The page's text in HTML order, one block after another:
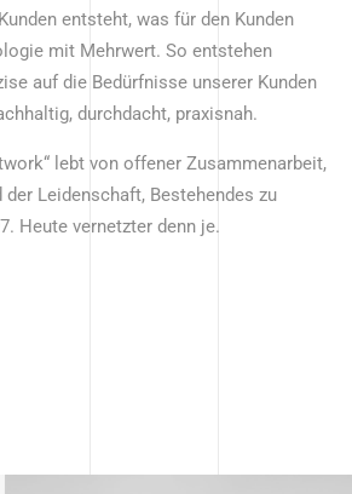
entsteht, was für den Kunden
mit Mehrwert. So entstehen
auf die Bedürfnisse unserer Kunden
durchdacht, praxisnah.
lebt von offener Zusammenarbeit,
Leidenschaft, Bestehendes zu
Heute vernetzter denn je.